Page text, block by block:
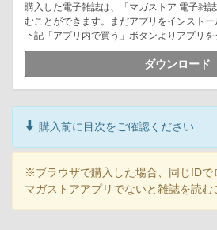
購入した電子雑誌は、「マガストア 電子雑
むことができます。まだアプリをインストー
下記「アプリ内で買う」ボタンよりアプリを
ダウンロード
購入前に目次をご確認ください
※ブラウザで購入した場合、同じIDで
マガストアアプリでないと雑誌を読む